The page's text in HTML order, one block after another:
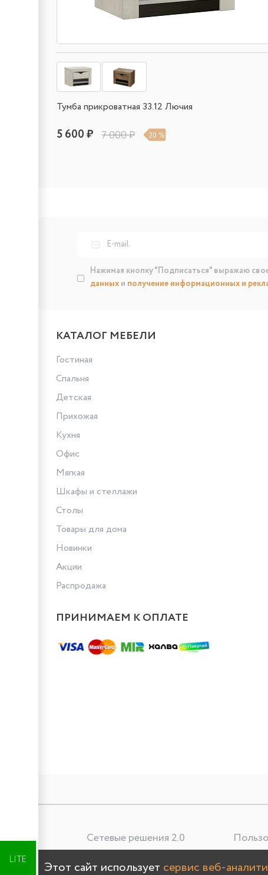
LITE Лучшая цена
Тумба прикроватная 33.12 Лючия
5 600 ₽ 7 000 ₽ 20 %
Нажимая кнопку "Подписаться" выражаю
данных и получение информационных и
КАТАЛОГ МЕБЕЛИ
Гостиная
Спальня
Детская
Прихожая
Кухня
Офис
Мягкая
Шкафы и стеллажи
Столы
Товары для дома
Новинки
Акции
Распродажа
ПРИНИМАЕМ К ОПЛАТЕ
Сетевые решения 2.0
Этот сайт использует сервис веб-